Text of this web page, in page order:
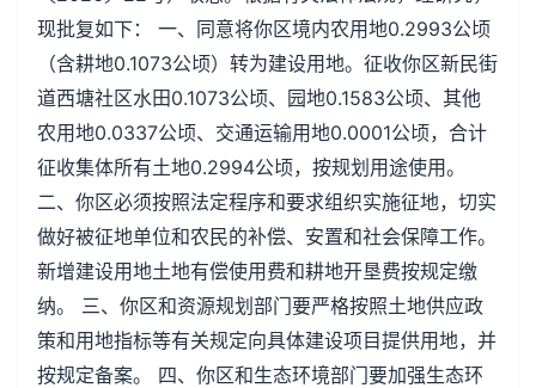
现批复如下： 一、同意将你区境内农用地0.2993公顷
（含耕地0.1073公顷）转为建设用地。征收你区新民街
道西塘社区水田0.1073公顷、园地0.1583公顷、其他
农用地0.0337公顷、交通运输用地0.0001公顷，合计
征收集体所有土地0.2994公顷，按规划用途使用。
二、你区必须按照法定程序和要求组织实施征地，切实
做好被征地单位和农民的补偿、安置和社会保障工作。
新增建设用地土地有偿使用费和耕地开垦费按规定缴
纳。 三、你区和资源规划部门要严格按照土地供应政
策和用地指标等有关规定向具体建设项目提供用地，并
按规定备案。 四、你区和生态环境部门要加强生态环